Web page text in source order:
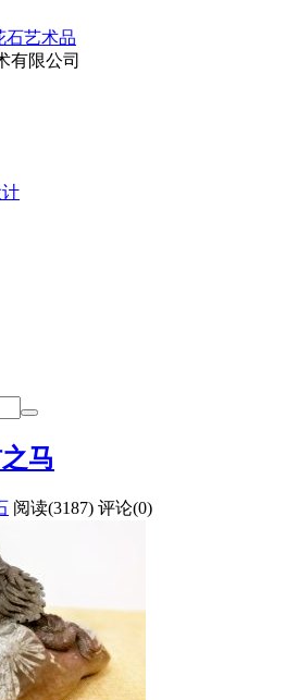
石艺术品
有限公司
马
阅读(3187) 评论(0)